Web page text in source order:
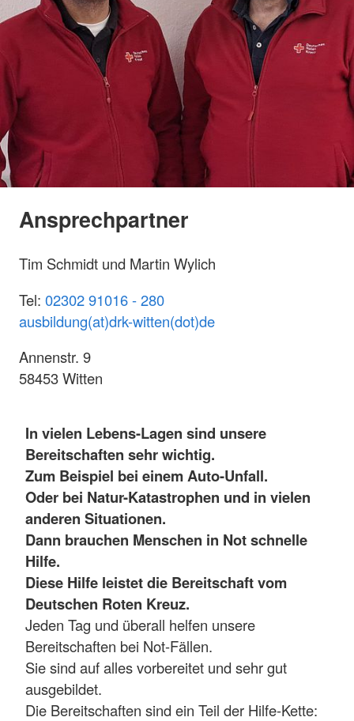
Ansprechpartner
Tim Schmidt und Martin Wylich
Tel: 02302 91016 - 280
ausbildung(at)drk-witten(dot)de
Annenstr. 9
58453 Witten
In vielen Lebens-Lagen sind unsere
Bereitschaften sehr wichtig.
Zum Beispiel bei einem Auto-Unfall.
Oder bei Natur-Katastrophen und in vielen
anderen Situationen.
Dann brauchen Menschen in Not schnelle
Hilfe.
Diese Hilfe leistet die Bereitschaft vom
Deutschen Roten Kreuz.
Jeden Tag und überall helfen unsere
Bereitschaften bei Not-Fällen.
Sie sind auf alles vorbereitet und sehr gut
ausgebildet.
Die Bereitschaften sind ein Teil der Hilfe-Kette: